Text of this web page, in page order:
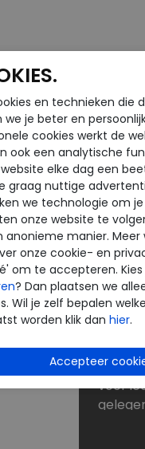
NU
Dé
Bij
outlet
keer
nog
voor
en technieken die
we je beter en
cookies werkt de
ook een analytische
elke dag een
graag nuttige
we technologie om
onze website te
anonieme manier. Meer
onze cookie- en
om te accepteren.
? Dan plaatsen we
Wil je zelf bepalen
worden klik dan hier.